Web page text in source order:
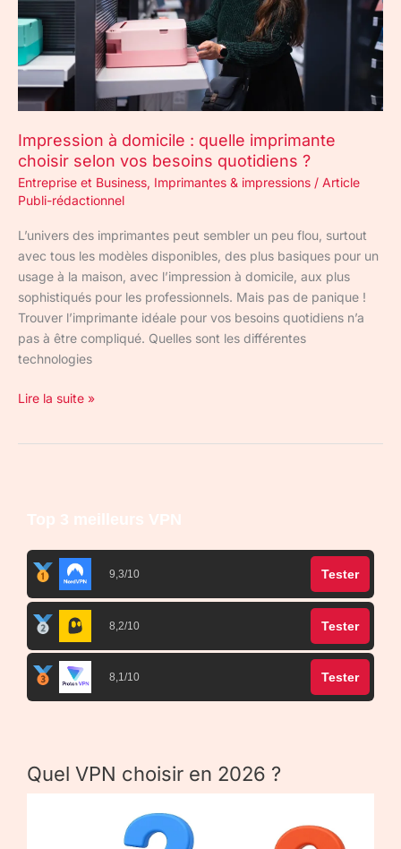
Impression à domicile : quelle imprimante
choisir selon vos besoins quotidiens ?
Entreprise et Business, Imprimantes & impressions / Article
Publi-rédactionnel
L’univers des imprimantes peut sembler un peu flou, surtout
avec tous les modèles disponibles, des plus basiques pour un
usage à la maison, avec l’impression à domicile, aux plus
sophistiqués pour les professionnels. Mais pas de panique !
Trouver l’imprimante idéale pour vos besoins quotidiens n’a
pas à être compliqué. Quelles sont les différentes
technologies
selon
vos
besoins
quotidiens
?
Lire la suite »
Top 3 meilleurs VPN
9,3/10 Tester
8,2/10 Tester
8,1/10 Tester
Quel VPN choisir en 2026 ?